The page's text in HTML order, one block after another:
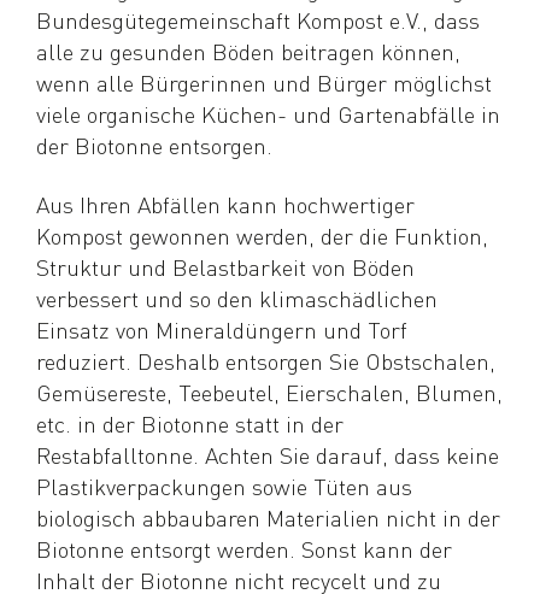
Bundesgütegemeinschaft Kompost e.V., dass
alle zu gesunden Böden beitragen können,
wenn alle Bürgerinnen und Bürger möglichst
viele organische Küchen- und Gartenabfälle in
der Biotonne entsorgen.
Aus Ihren Abfällen kann hochwertiger
Kompost gewonnen werden, der die Funktion,
Struktur und Belastbarkeit von Böden
verbessert und so den klimaschädlichen
Einsatz von Mineraldüngern und Torf
reduziert. Deshalb entsorgen Sie Obstschalen,
Gemüsereste, Teebeutel, Eierschalen, Blumen,
etc. in der Biotonne statt in der
Restabfalltonne. Achten Sie darauf, dass keine
Plastikverpackungen sowie Tüten aus
biologisch abbaubaren Materialien nicht in der
Biotonne entsorgt werden. Sonst kann der
Inhalt der Biotonne nicht recycelt und zu